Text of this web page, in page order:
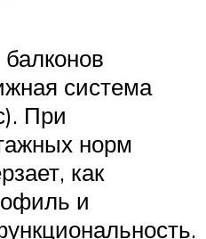
система
При
норм
как
и